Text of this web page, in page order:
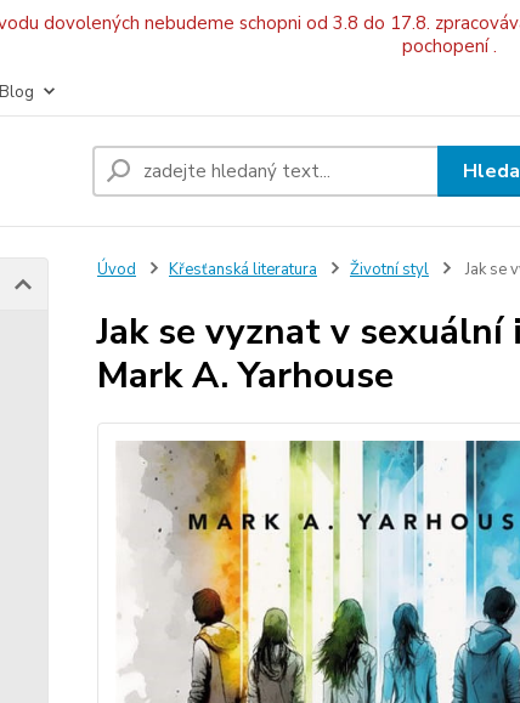
dovolených nebudeme schopni od 3.8 do 17.8.
pochopení .
Blog
Úvod Křesťanská literatura Životní styl Jak se
Jak se vyznat v
Mark A. Yarhouse